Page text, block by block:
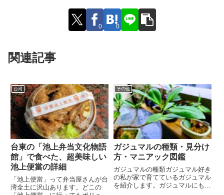
0 0
関連記事
台湾
台東の「池上弁当文化物語
館」で食べた、超美味しい
池上便當の詳細
「池上便當」って弁当屋さんが台
湾全土に沢山あります。どこの
その他
ガジュマルの種類・見分け
方・マニアック図鑑
ガジュマルの種類ガジュマル好き
の私が家で育てているガジュマル
を紹介します。ガジュマルにも